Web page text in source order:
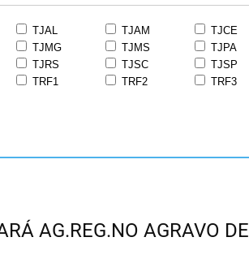
TJAL TJAM
TJCE
TJMG TJMS
TJPA
TJRS TJSC
TJSP
TRF1 TRF2
TRF3
AG.REG.NO AGRAVO DE